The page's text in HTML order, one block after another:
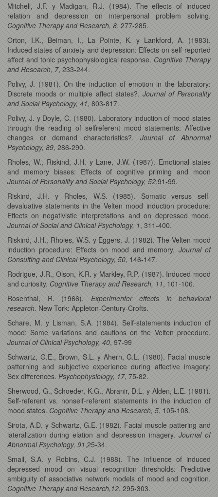
Mitchell, J.F. y Madigan, R.J. (1984). The effects of induced
relation and depression on interpersonal problem solving.
Cognitive Therapy and Research, 8, 277-285.
Orton, I.K., Beiman, I., La Pointe, K. y Lankford, A. (1983).
Induced states of anxiety and depression: Effects on self-reported
affect and tonic psychophysiological response. Cognitive Therapy
and Research, 7, 233-244.
Polivy, J. (1981). On the induction of emotion in the laboratory:
Discrete moods or multiple affect states?. Journal of Personality
and Social Psychology, 41, 803-817.
Polivy, J. y Doyle, C. (1980). Laboratory induction of mood states
through the reading of selfreferent mood statements: Affective
changes or demand characteristics?. Journal of Abnormal
Psychology, 89, 286-290.
Rholes, W., Riskind, J.H. y Lane, J.W. (1987). Emotional states
and memory biases: Effects of cognitive priming and moon
Journal of Personality and Social Psychology, 52,91-99.
Riskind, J.H. y Rholes, W.S. (1985). Somatic versus self-
devaluative statements in the Velten mood induction procedure:
Effects on negativistic interpretations and on depressed mood.
Journal of Social and Clinical Psychology, 1, 311-400.
Riskind, J.H., Rholes, W.S. y Eggers, J. (1982). The Velten mood
induction procedure: Effects on mood and memory. Journal of
Consulting and Clinical Psychology, 50, 146-147.
Rodrigue, J.R., Olson, K.R. y Markley, R.P. (1987). Induced mood
and curiosity. Cognitive Therapy and Research, 11, 101-106.
Rosenthal, R. (1966). Experimenter effects in behavioral
research. New Tork: Appleton-Century-Crofts.
Schare, M. y Lisman, S.A. (1984). Self-statements induction of
mood: Some variations and cautions on the Velten procedure.
Journal of Clinical Psychology, 40, 97-99
Schwartz, G.E., Brown, S.L. y Ahern, G.L. (1980). Facial muscle
patterning and subjective experience during affective imagery:
Sex differences. Psychophysiology, 17, 75-82.
Sherwood, G., Schoeder, K.G., Abranir, D.L. y Alden, L.E. (1981).
Self-referent vs. nonself-referent statements in the induction of
mood states. Cognitive Therapy and Research, 5, 105-108.
Sirota, A.D. y Schwartz, G.E. (1982). Facial muscle pattering and
lateralization during elation and depression imagery. Journal of
Abnormal Psychology, 91,25-34.
Small, S.A. y Robins, C.J. (1988). The influence of induced
depressed mood on visual recognition thresholds: Predictive
ambiguity of associative network models of mood and cognition.
Cognitive Therapy and Research,12, 295-303.